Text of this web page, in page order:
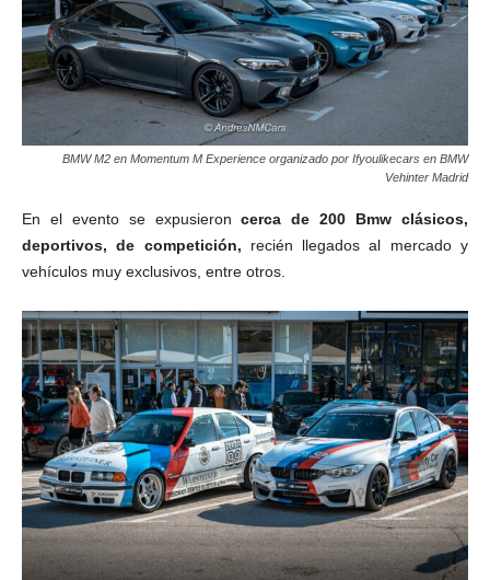
BMW M2 en Momentum M Experience organizado por Ifyoulikecars en BMW
Vehinter Madrid
En el evento se expusieron cerca de 200 Bmw clásicos,
deportivos, de competición, recién llegados al mercado y
vehículos muy exclusivos, entre otros.